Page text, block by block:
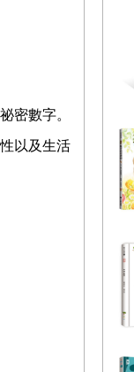
密數字。
以及生活